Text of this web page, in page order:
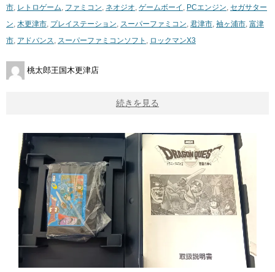
市, レトロゲーム, ファミコン, ネオジオ, ゲームボーイ , PCエンジン, セガサター
ン, 木更津市, プレイステーション, スーパーファミコン, 君津市, 袖ヶ浦市, 富津
市, アドバンス, スーパーファミコンソフト , ロックマンX3
桃太郎王国木更津店
続きを見る